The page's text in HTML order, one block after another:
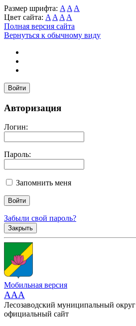
Размер шрифта: A A A
Цвет сайта: A A A A
Полная версия сайта
Вернуться к обычному виду
Войти
Авторизация
Логин:
Пароль:
Запомнить меня
Забыли свой пароль?
Закрыть
Мобильная версия
AAA
Лесозаводский муниципальный округ
официальный сайт